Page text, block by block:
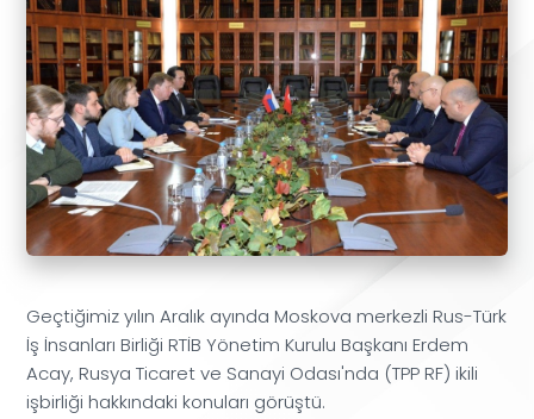
Geçtiğimiz yılın Aralık ayında Moskova merkezli Rus-Türk
İş İnsanları Birliği RTİB Yönetim Kurulu Başkanı Erdem
Acay, Rusya Ticaret ve Sanayi Odası'nda (TPP RF) ikili
işbirliği hakkındaki konuları görüştü.